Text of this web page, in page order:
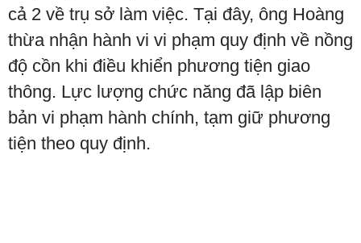
cả 2 về trụ sở làm việc. Tại đây, ông Hoàng
thừa nhận hành vi vi phạm quy định về nồng
độ cồn khi điều khiển phương tiện giao
thông. Lực lượng chức năng đã lập biên
bản vi phạm hành chính, tạm giữ phương
tiện theo quy định.